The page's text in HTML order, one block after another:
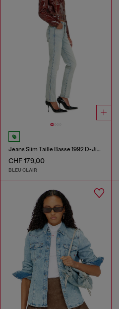
Jeans Slim Taille Basse 1992 D-Jiann
CHF 179,00
BLEU CLAIR